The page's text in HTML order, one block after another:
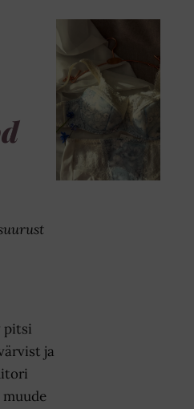
pitsi
ja
muude